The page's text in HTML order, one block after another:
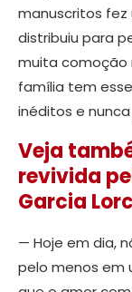
manuscritos fez
distribuiu para
muita comoção
família tem
inéditos e nunca
Veja
revivida
Garcia
— Hoje em dia,
pelo menos em